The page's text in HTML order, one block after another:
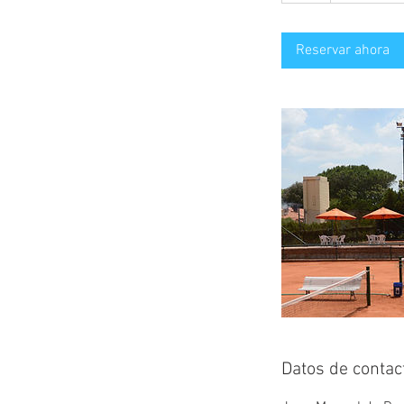
Reservar ahora
Datos de